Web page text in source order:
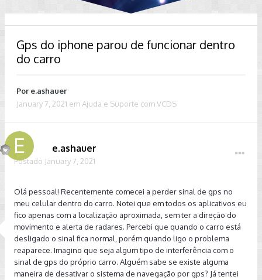
Gps do iphone parou de funcionar dentro
do carro
Por e.ashauer
January 7, 2021 em Ajuda e Suporte com VCDS
e.ashauer
Postado January 7, 2021
Olá pessoal! Recentemente comecei a perder sinal de gps no
meu celular dentro do carro. Notei que em todos os aplicativos eu
fico apenas com a localização aproximada, sem ter a direção do
movimento e alerta de radares. Percebi que quando o carro está
desligado o sinal fica normal, porém quando ligo o problema
reaparece. Imagino que seja algum tipo de interferência com o
sinal de gps do próprio carro. Alguém sabe se existe alguma
maneira de desativar o sistema de navegação por gps? Já tentei